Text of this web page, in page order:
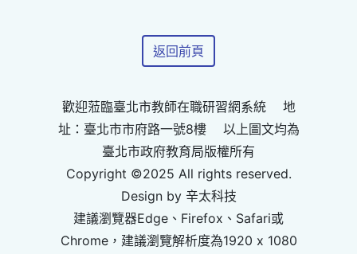
返回前頁
歡迎蒞臨臺北市教師在職研習網系統 地
址：臺北市市府路一號8樓 以上圖文均為
臺北市政府教育局版權所有
Copyright ©2025 All rights reserved.
Design by 辛太科技
建議瀏覽器Edge、Firefox、Safari或
Chrome，建議瀏覽解析度為1920 x 1080